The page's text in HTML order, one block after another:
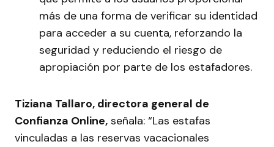
más de una forma de verificar su identidad
para acceder a su cuenta, reforzando la
seguridad y reduciendo el riesgo de
apropiación por parte de los estafadores.
Tiziana Tallaro, directora general de
Confianza Online, señala: “Las estafas
vinculadas a las reservas vacacionales